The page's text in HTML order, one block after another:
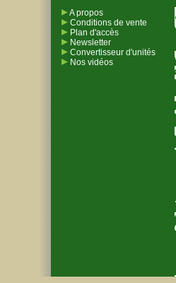
A propos
Conditions de vente
Plan d'accès
Newsletter
Convertisseur d'unités
Nos vidéos